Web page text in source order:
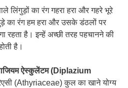
लिंगुड़ों का रंग गहरा हरा और गहरे भूरे
का रंग हम हरा और उसके डंठलों पर
रहता है। इन्हें अच्छी तरह पहचानने की
है।
ऐस्कुलेंटम (Diplazium
(Athyriaceae) कुल का खाने योग्य